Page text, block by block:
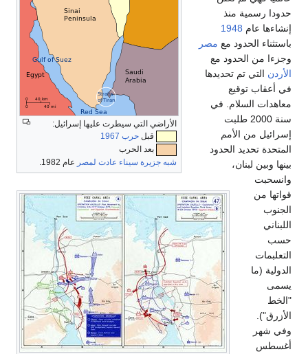
الأراضي التي سيطرت عليها إسرائيل:
حرب 1967
بعد الحرب
شبه جزيرة سيناء عادت لمصر عام 1982.
رسمية منذ
عام 1948
الحدود معمصر
من الحدود مع
التي تم تحديدها
أعقاب توقيع
السلام. في
سنة 2000 طلبت
من الأمم
تحديد الحدود
وبين لبنان،
من
(ما
شهر